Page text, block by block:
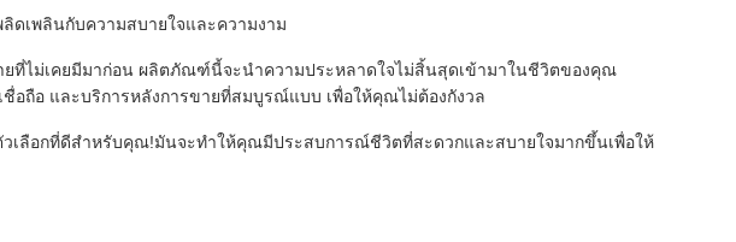
เพลินกับความสบายใจและความงาม
ไม่เคยมีมาก่อน ผลิตภัณฑ์นี้จะนําความประหลาดใจไม่สิ้นสุดเข้ามาในชีวิตของคุณ
อถือ และบริการหลังการขายที่สมบูรณ์แบบ เพื่อให้คุณไม่ต้องกังวล
ลือกที่ดีสําหรับคุณ!มันจะทําให้คุณมีประสบการณ์ชีวิตที่สะดวกและสบายใจมากขึ้นเพื่อให้